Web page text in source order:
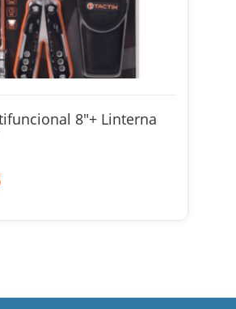
8″+ Linterna